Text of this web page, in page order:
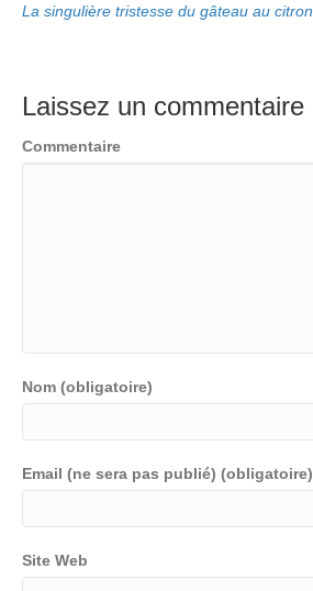
La singulière tristesse du gâteau au citron
Laissez un commentaire
Commentaire
Nom (obligatoire)
Email (ne sera pas publié) (obligatoire)
Site Web